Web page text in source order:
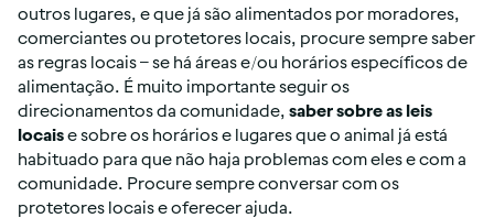
outros lugares, e que já são alimentados por moradores,
comerciantes ou protetores locais, procure sempre saber
as regras locais – se há áreas e/ou horários específicos de
alimentação. É muito importante seguir os
direcionamentos da comunidade, saber sobre as leis
locais e sobre os horários e lugares que o animal já está
habituado para que não haja problemas com eles e com a
comunidade. Procure sempre conversar com os
protetores locais e oferecer ajuda.